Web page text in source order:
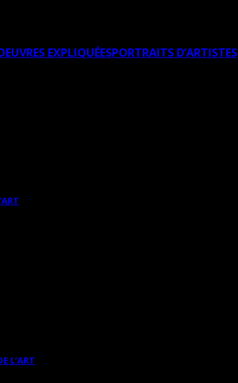
EXPLIQUÉESPORTRAITS D’ARTISTES
L’ART